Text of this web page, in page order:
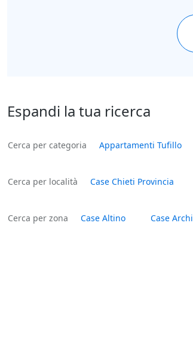
Espandi la tua ricerca
Cerca per categoria Appartamenti Tufillo
Cerca per località Case Chieti Provincia
Cerca per zona Case Altino Case Archi